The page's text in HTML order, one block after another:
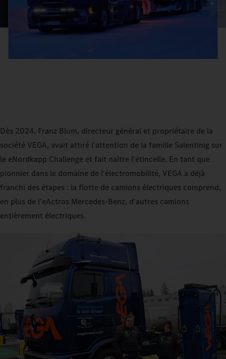
Dès 2024, Franz Blum, directeur général et propriétaire de la
société VEGA, avait attiré l'attention de la famille Salentinig sur
le eNordkapp Challenge et fait naître l'étincelle. En tant que
pionnier dans le domaine de l'électromobilité, VEGA a déjà
franchi des étapes : la flotte de camions électriques comprend,
en plus de l'eActros Mercedes‑Benz, d'autres camions
entièrement électriques.